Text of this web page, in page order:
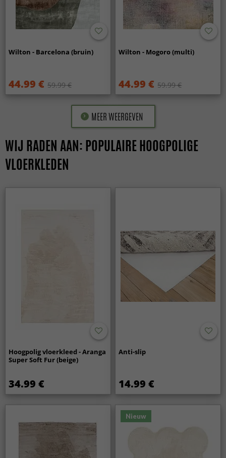
Wilton - Barcelona (bruin)
44.99 € 59.99 €
Wilton - Mogoro (multi)
44.99 € 59.99 €
MEER WEERGEVEN
WIJ RADEN AAN: POPULAIRE HOOGPOLIGE
VLOERKLEDEN
Hoogpolig vloerkleed - Aranga
Super Soft Fur (beige)
34.99 €
Anti-slip
14.99 €
Nieuw